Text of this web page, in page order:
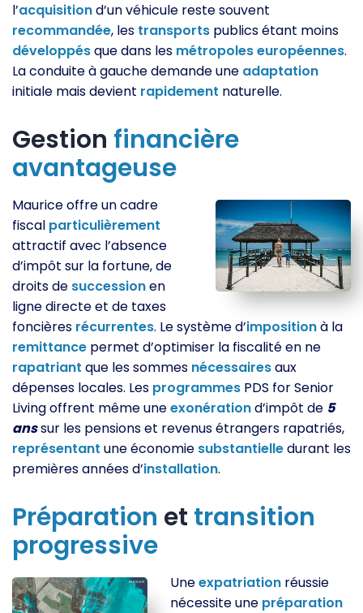
l’acquisitiond’un véhicule reste souvent
recommandée, les transports publics étant moins
développésque dans les métropoleseuropéennes.
La conduite à gauche demande une adaptation
initiale mais devient rapidement naturelle.
Gestion financière
avantageuse
Maurice offre un cadre
fiscal particulièrement
attractif avec l’absence
d’impôt sur la fortune, de
droits de successionen
ligne directe et de taxes
foncières récurrentes. Le système d’impositionà la
remittance permet d’optimiser la fiscalité en ne
rapatriant que les sommes nécessairesaux
dépenses locales. Les programmes PDS for Senior
Living offrent même uneexonérationd’impôt de 5
anssur les pensions et revenus étrangers rapatriés,
représentant une économie substantielledurant les
premières années d’installation.
Préparation et transition
progressive
Uneexpatriation réussie
nécessite une préparation